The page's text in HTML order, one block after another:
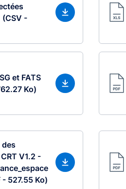
-
et FATS
Ko)
des
V1.2 -
- 527.55 Ko)